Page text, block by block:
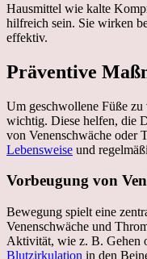
Hausmittel wie kalte
hilfreich sein. Sie wirken
effektiv.
Präventive
Um geschwollene Füße zu
wichtig. Diese helfen, die
von Venenschwäche oder
Lebensweise und
Vorbeugung von
Bewegung spielt eine
Venenschwäche und
Aktivität, wie z. B. Gehen
Blutzirkulation in den